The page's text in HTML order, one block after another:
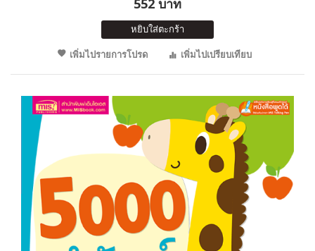
หยิบใส่ตะกร้า
เพิ่มไปรายการโปรด
เพิ่มไปเปรียบเทียบ